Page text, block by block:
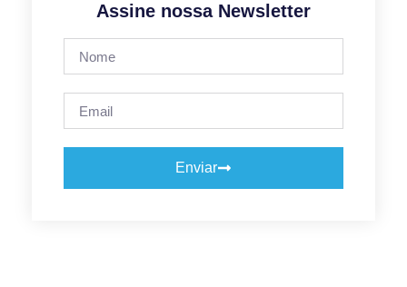
Assine nossa Newsletter
Enviar